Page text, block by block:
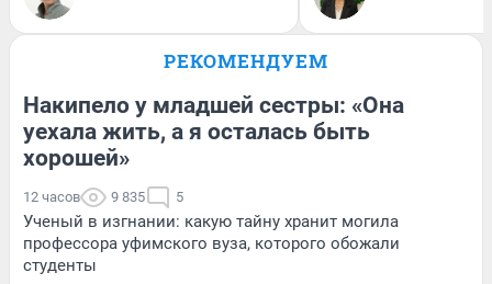
РЕКОМЕНДУЕМ
Накипело у младшей сестры: «Она
уехала жить, а я осталась быть
хорошей»
12 часов 9 835 5
Ученый в изгнании: какую тайну хранит могила
профессора уфимского вуза, которого обожали
студенты